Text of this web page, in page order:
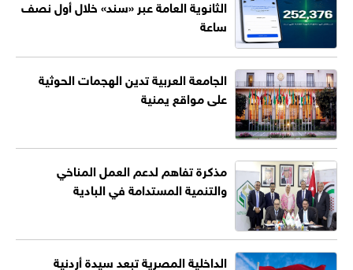
الثانوية العامة عبر «سند» خلال أول نصف
ساعة
الجامعة العربية تدين الهجمات الحوثية
على مواقع يمنية
مذكرة تفاهم لدعم العمل المناخي
والتنمية المستدامة في البادية
الداخلية المصرية تبعد سيدة أردنية